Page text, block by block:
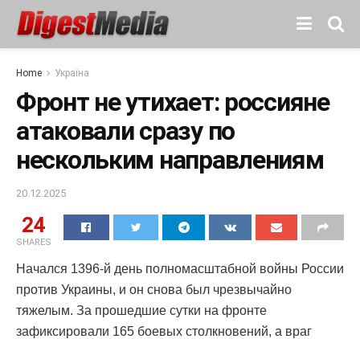
Home Україна
Фронт не утихает: россияне
атаковали сразу по
нескольким направлениям
20.12.2025
24
SHARES
Начался 1396-й день полномасштабной войны России
против Украины, и он снова был чрезвычайно
тяжелым. За прошедшие сутки на фронте
зафиксировали 165 боевых столкновений, а враг